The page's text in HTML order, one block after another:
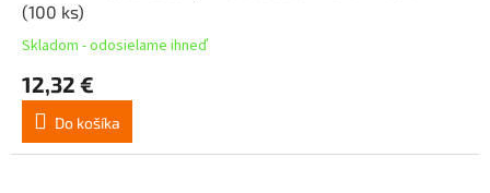
(100 ks)
Skladom - odosielame ihneď
12,32 €
Do košíka